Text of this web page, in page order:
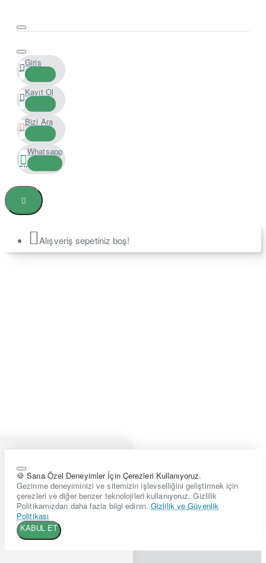
Giriş
Kayıt Ol
Bizi Ara
Whatsapp
Alışveriş sepetiniz boş!
🍪 Sana Özel Deneyimler İçin Çerezleri Kullanıyoruz.
Gezinme deneyiminizi ve sitemizin işlevselliğini geliştirmek için
çerezleri ve diğer benzer teknolojileri kullanıyoruz. Gizlilik
Politikamızdan daha fazla bilgi edinin.Gizlilik ve Güvenlik
Politikası
KABUL ET